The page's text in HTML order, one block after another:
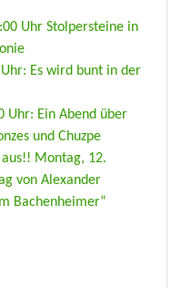
Uhr Stolpersteine in
Es wird bunt in der
Uhr: Ein Abend über
und Chuzpe
Montag, 12.
von Alexander
Bachenheimer“